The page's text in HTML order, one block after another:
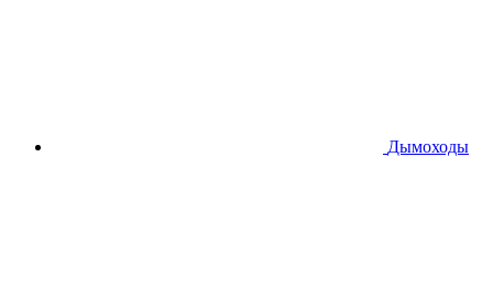
Дымоходы